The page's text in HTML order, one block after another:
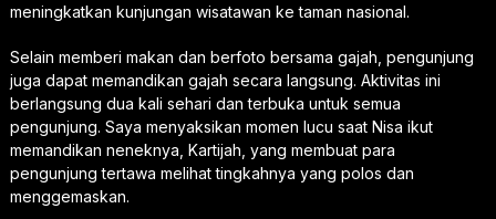
meningkatkan kunjungan wisatawan ke taman nasional.
Selain memberi makan dan berfoto bersama gajah, pengunjung
juga dapat memandikan gajah secara langsung. Aktivitas ini
berlangsung dua kali sehari dan terbuka untuk semua
pengunjung. Saya menyaksikan momen lucu saat Nisa ikut
memandikan neneknya, Kartijah, yang membuat para
pengunjung tertawa melihat tingkahnya yang polos dan
menggemaskan.